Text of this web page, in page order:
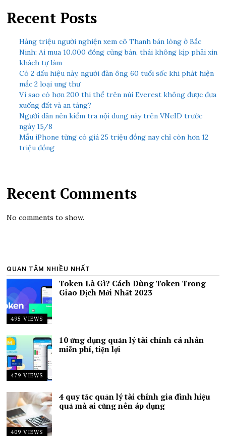
Recent Posts
Hàng triệu người nghiện xem cô Thanh bán lòng ở Bắc
Ninh: Ai mua 10.000 đồng cũng bán, thái không kịp phải xin
khách tự làm
Có 2 dấu hiệu này, người đàn ông 60 tuổi sốc khi phát hiện
mắc 2 loại ung thư
Vì sao có hơn 200 thi thể trên núi Everest không được đưa
xuống đất và an táng?
Người dân nên kiểm tra nội dung này trên VNeID trước
ngày 15/8
Mẫu iPhone từng có giá 25 triệu đồng nay chỉ còn hơn 12
triệu đồng
Recent Comments
No comments to show.
QUAN TÂM NHIỀU NHẤT
495 VIEWS
Token Là Gì? Cách Dùng Token Trong
Giao Dịch Mới Nhất 2023
479 VIEWS
10 ứng dụng quản lý tài chính cá nhân
miễn phí, tiện lợi
409 VIEWS
4 quy tắc quản lý tài chính gia đình hiệu
quả mà ai cũng nên áp dụng